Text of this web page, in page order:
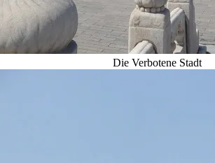
Die Verbotene Stadt